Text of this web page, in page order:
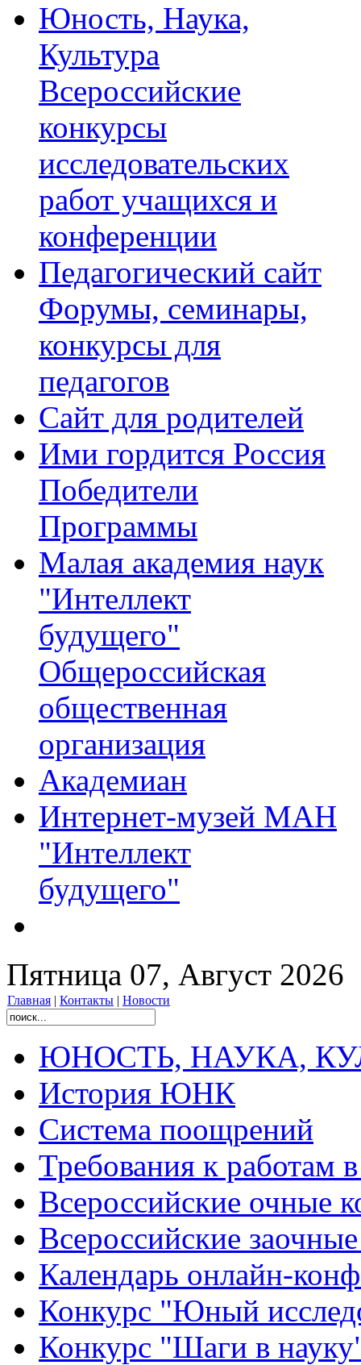
Юность, Наука,
Культура
Всероссийские
конкурсы
исследовательских
работ учащихся и
конференции
Педагогический сайт
Форумы, семинары,
конкурсы для
педагогов
Сайт для родителей
Ими гордится Россия
Победители
Программы
Малая академия наук
"Интеллект
будущего"
Общероссийская
общественная
организация
Академиан
Интернет-музей МАН
"Интеллект
будущего"
Пятница 07, Август 2026
Главная | Контакты | Новости
ЮНОСТЬ, НАУКА,
История ЮНК
Система поощрений
Требования к работам
Всероссийские очные
Всероссийские
Календарь онлайн-
Конкурс "Юный
Конкурс "Шаги в